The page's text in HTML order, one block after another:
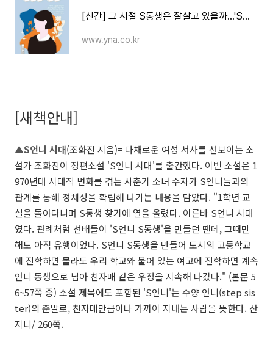
[신간] 그 시절 S동생은 잘살고 있을까…'S언니 시대' | 연합뉴스
www.yna.co.kr
[새책안내]
▲S언니 시대(조화진 지음)= 다채로운 여성 서사를 선보이는 소
설가 조화진이 장편소설 'S언니 시대'를 출간했다. 이번 소설은 1
970년대 시대적 변화를 겪는 사춘기 소녀 수자가 S언니들과의
관계를 통해 정체성을 확립해 나가는 내용을 담았다. "1학년 교
실을 돌아다니며 S동생 찾기에 열을 올렸다. 이른바 S언니 시대
였다. 관례처럼 선배들이 'S언니 S동생'을 만들던 땐데, 그때만
해도 아직 유행이었다. S언니 S동생을 만들어 도시의 고등학교
에 진학하면 몰라도 우리 학교와 붙어 있는 여고에 진학하면 계속
언니 동생으로 남아 친자매 같은 우정을 지속해 나갔다." (본문 5
6~57쪽 중) 소설 제목에도 포함된 'S언니'는 수양 언니(step sis
ter)의 준말로, 친자매만큼이나 가까이 지내는 사람을 뜻한다. 산
지니/ 260쪽.